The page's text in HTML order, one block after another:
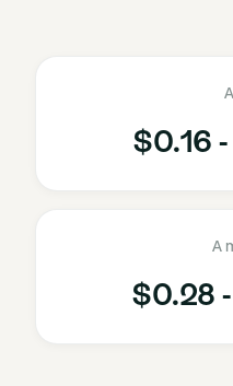
$0.16
A
$0.28